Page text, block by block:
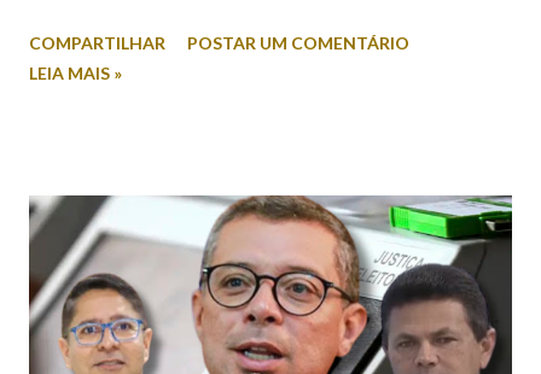
Itabaiana FM, Valmir foi questionado sobre a possibilidade
declaração como machista e misógina. Por meio das redes
sociais, Laís afirmou que discursos desse tipo contribuem
para o desrespeito e a exclusão das mulheres dos espaços
de poder. “Em meio a muitos casos de feminicídio,
misoginia e desrespeito, tem pré-candidato espalhando
COMPARTILHAR
POSTAR UM COMENTÁRIO
LEIA MAIS »